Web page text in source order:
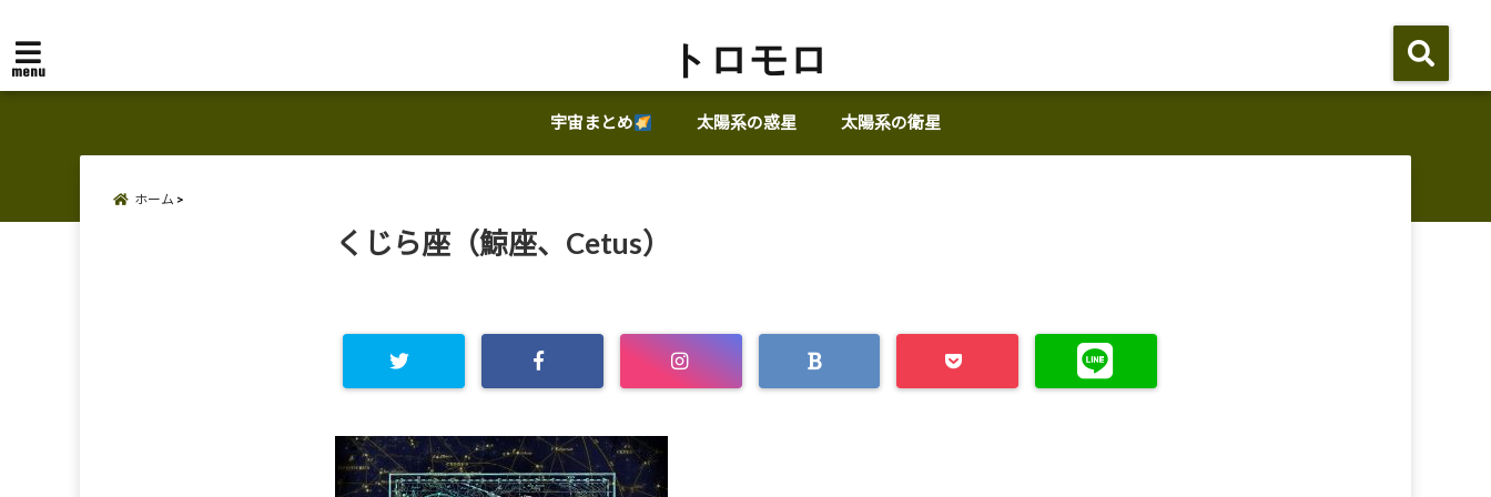
menu トロモロ
宇宙まとめ 太陽系の惑星 太陽系の衛星
ホーム
くじら座（鯨座、Cetus）